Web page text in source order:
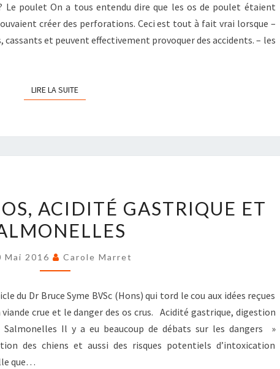
Le poulet On a tous entendu dire que les os de poulet étaient
créer des perforations. Ceci est tout à fait vrai lorsque –
et peuvent effectivement provoquer des accidents. – les
LIRE LA SUITELIRE LA SUITE
DES
OS,
GASTRIQUE
ET
SALMONELLES
ACIDITÉ GASTRIQUE ET
Mai 2016 Carole Marret
du Dr Bruce Syme BVSc (Hons) qui tord le cou aux idées reçues
crue et le danger des os crus. Acidité gastrique, digestion
Il y a eu beaucoup de débats sur les dangers »
des chiens et aussi des risques potentiels d’intoxication
que…